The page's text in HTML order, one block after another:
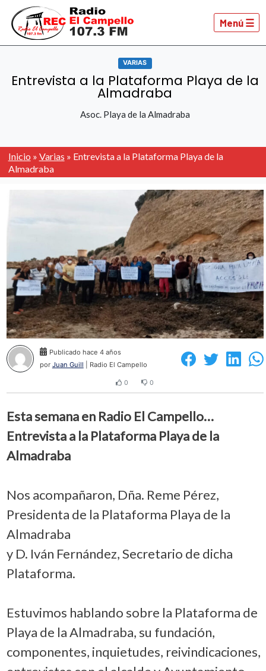
Menú ☰
VARIAS
Entrevista a la Plataforma Playa de la
Almadraba
Asoc. Playa de la Almadraba
Inicio » Varias » Entrevista a la Plataforma Playa de la
Almadraba
Publicado hace 4 años
por Juan Guill | Radio El Campello
0 0
Esta semana en Radio El Campello…
Entrevista a la Plataforma Playa de la
Almadraba
Nos acompañaron, Dña. Reme Pérez,
Presidenta de la Plataforma Playa de la
Almadraba
y D. Iván Fernández, Secretario de dicha
Plataforma.
Estuvimos hablando sobre la Plataforma de
Playa de la Almadraba, su fundación,
componentes, inquietudes, reivindicaciones,